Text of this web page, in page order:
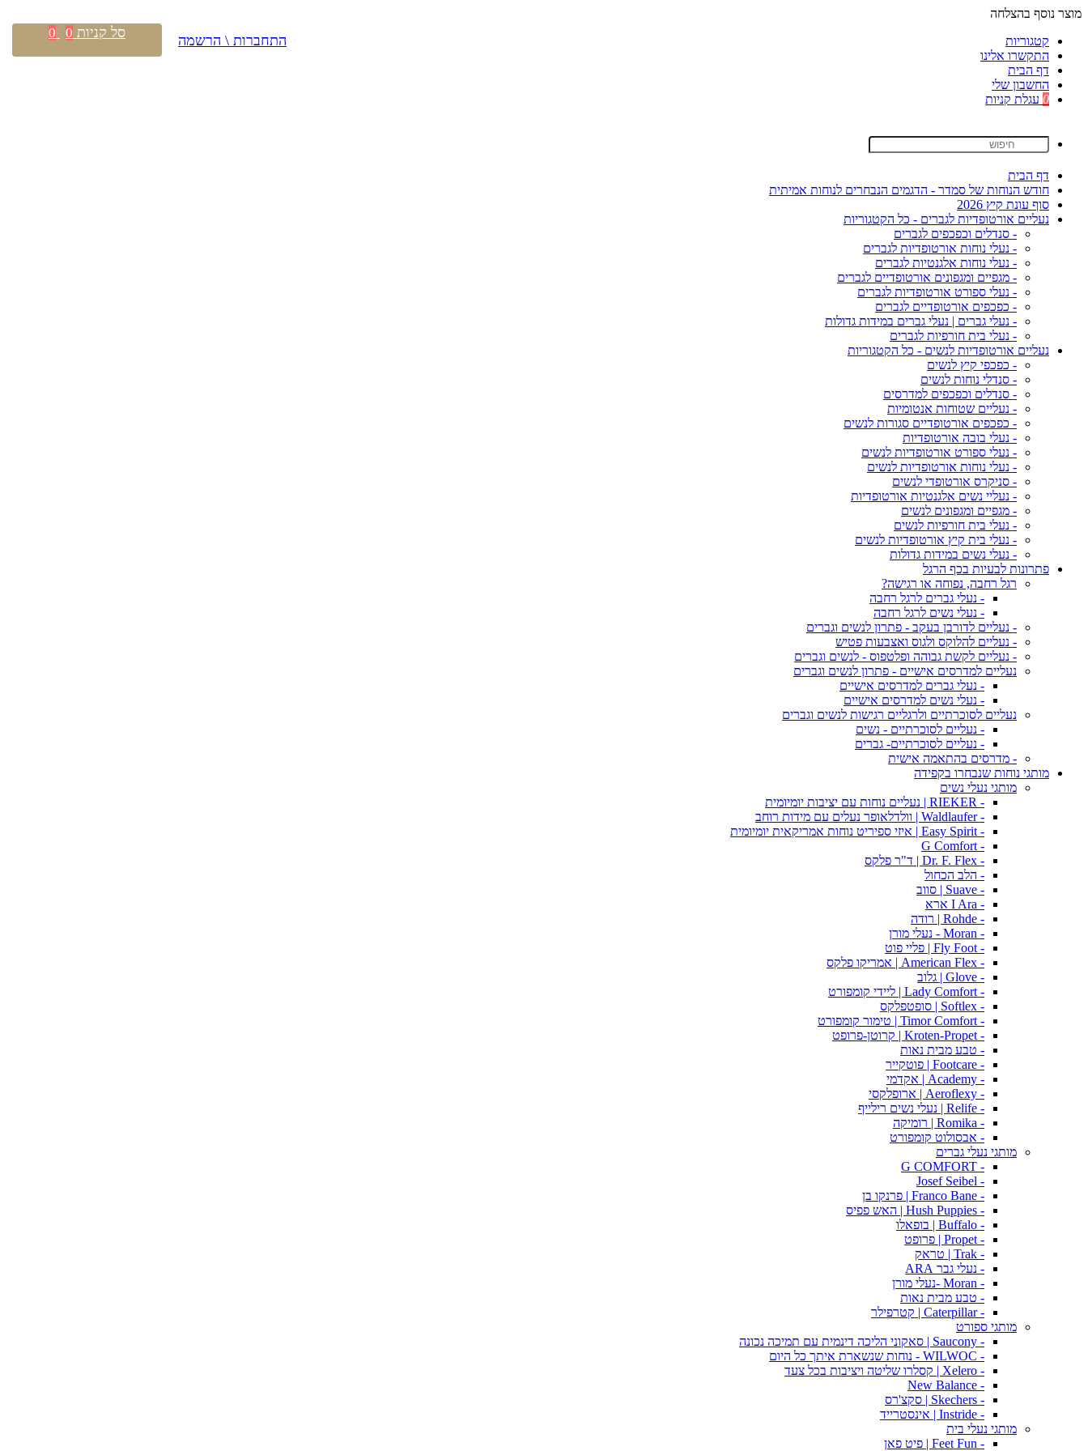
מוצר נוסף בהצלחה
קטגוריות
התקשרו אלינו
דף הבית
החשבון שלי
0 עגלת קניות
דף הבית
חודש הנוחות של סמדר - הדגמים הנבחרים לנוחות אמיתית
סוף עונת קיץ 2026
נעליים אורטופדיות לגברים - כל הקטגוריות
- סנדלים וכפכפים לגברים
- נעלי נוחות אורטופדיות לגברים
- נעלי נוחות אלגנטיות לגברים
- מגפיים ומגפונים אורטופדיים לגברים
- נעלי ספורט אורטופדיות לגברים
- כפכפים אורטופדיים לגברים
- נעלי גברים | נעלי גברים במידות גדולות
- נעלי בית חורפיות לגברים
נעליים אורטופדיות לנשים - כל הקטגוריות
- כפכפי קיץ לנשים
- סנדלי נוחות לנשים
- סנדלים וכפכפים למדרסים
- נעליים שטוחות אנטומיות
- כפכפים אורטופדיים סגורות לנשים
- נעלי בובה אורטופדיות
- נעלי ספורט אורטופדיות לנשים
- נעלי נוחות אורטופדיות לנשים
- סניקרס אורטופדי לנשים
- נעליי נשים אלגנטיות אורטופדיות
- מגפיים ומגפונים לנשים
- נעלי בית חורפיות לנשים
- נעלי בית קיץ אורטופדיות לנשים
- נעלי נשים במידות גדולות
פתרונות לבעיות בכף הרגל
רגל רחבה, נפוחה או רגישה?
- נעלי גברים לרגל רחבה
- נעלי נשים לרגל רחבה
- נעליים לדורבן בעקב - פתרון לנשים וגברים
- נעליים להלוקס ולגוס ואצבעות פטיש
- נעליים לקשת גבוהה ופלטפוס - לנשים וגברים
נעליים למדרסים אישיים - פתרון לנשים וגברים
- נעלי גברים למדרסים אישיים
- נעלי נשים למדרסים אישיים
נעליים לסוכרתיים ולרגליים רגישות לנשים וגברים
- נעליים לסוכרתיים - נשים
- נעליים לסוכרתיים- גברים
- מדרסים בהתאמה אישית
מותגי נוחות שנבחרו בקפידה
מותגי נעלי נשים
- RIEKER | נעליים נוחות עם יציבות יומיומית
- Waldlaufer | וולדלאופר נעלים עם מידות רוחב
- Easy Spirit | איזי ספיריט נוחות אמריקאית יומיומית
- G Comfort
- Dr. F. Flex | ד"ר פלקס
- הלב הכחול
- Suave | סווב
- I Ara ארא
- Rohde | רודה
- Moran - נעלי מורן
- Fly Foot | פליי פוט
- American Flex | אמריקו פלקס
- Glove | גלוב
- Lady Comfort | ליידי קומפורט
- Softlex | סופטפלקס
- Timor Comfort | טימור קומפורט
- Kroten-Propet | קרוטן-פרופט
- טבע מבית נאות
- Footcare | פוטקייר
- Academy | אקדמי
- Aeroflexy | ארופלקסי
- Relife | נעלי נשים רילייף
- Romika | רומיקה
- אבסולוט קומפורט
מותגי נעלי גברים
- G COMFORT
- Josef Seibel
- Franco Bane | פרנקו בן
- Hush Puppies | האש פפיס
- Buffalo | בופאלו
- Propet | פרופט
- Trak | טראק
- נעלי גבר ARA
- Moran -נעלי מורן
- טבע מבית נאות
- Caterpillar | קטרפילר
מותגי ספורט
- Saucony | סאקוני הליכה דינמית עם תמיכה נכונה
- WILWOC - נוחות שנשארת איתך כל היום
- Xelero | קסלרו שליטה ויציבות בכל צעד
- New Balance
- Skechers | סקצ'רס
- Instride | אינסטרייד
מותגי נעלי בית
- Feet Fun | פיט פאן
התחברות \ הרשמה סל קניות 0
0